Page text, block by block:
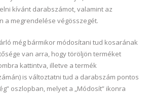
kívánt darabszámot, valamint az
a megrendelése végösszegét.
még bármikor módosítani tud kosarának
van arra, hogy töröljön terméket
kattintva, illetve a termék
is változtatni tud a darabszám pontos
oszlopban, melyet a „Módosít” ikonra